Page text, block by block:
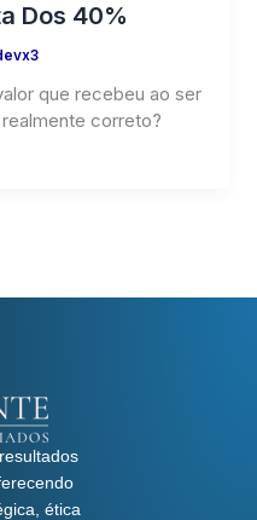
Dos 40%
que recebeu ao ser
correto?
ética